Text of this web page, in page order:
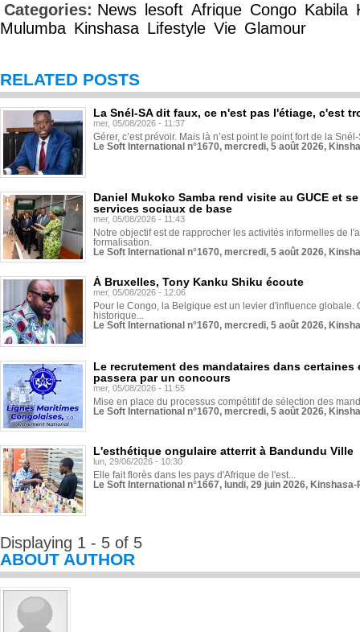
Categories: News lesoft Afrique Congo Kabila
Mulumba Kinshasa Lifestyle Vie Glamour
RELATED POSTS
La Snél-SA dit faux, ce n'est pas l'étiage, c'est
mer, 05/08/2026 - 11:37
Gérer, c’est prévoir. Mais là n’est point le point fort de la
Le Soft International n°1670, mercredi, 5 août 2026,
Daniel Mukoko Samba rend visite au GUCE et
services sociaux de base
mer, 05/08/2026 - 11:43
Notre objectif est de rapprocher les activités informelles de
formalisation.
Le Soft International n°1670, mercredi, 5 août 2026,
À Bruxelles, Tony Kanku Shiku écoute
mer, 05/08/2026 - 12:06
Pour le Congo, la Belgique est un levier d'influence globale.
historique...
Le Soft International n°1670, mercredi, 5 août 2026,
Le recrutement des mandataires dans
passera par un concours
mer, 05/08/2026 - 11:55
Mise en place du processus compétitif de sélection des
Le Soft International n°1670, mercredi, 5 août 2026,
L'esthétique ongulaire atterrit à Bandundu Ville
lun, 29/06/2026 - 10:30
Elle fait florès dans les pays d'Afrique de l'est...
Le Soft International n°1667, lundi, 29 juin 2026,
Displaying 1 - 5 of 5
ABOUT AUTHOR